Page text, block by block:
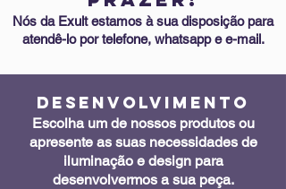
Nós da Exult estamos à sua disposição para
atendê-lo por telefone, whatsapp e e-mail.
DESENVOLVIMENTO
Escolha um de nossos produtos ou
apresente as suas necessidades de
iluminação e design para
desenvolvermos a sua peça.